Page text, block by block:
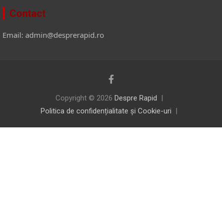
Contact
Email: admin@desprerapid.ro
Copyright © 2026 Despre Rapid
Politica de confidențialitate și Cookie-uri